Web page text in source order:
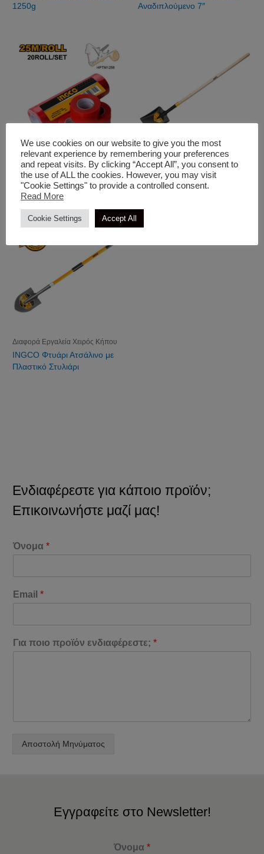
1250g
Αναδιπλούμενο 7″
Ανταλλακτικά Κήπου
INGCO Ταινία Δεσίματος
Φυτών 20 τεμ. 25m
Διαφορά Εργαλεία Χειρός Κήπου
INGCO Φτυάρι Ατσάλινο με
Ξύλινο Στυλιάρι
Διαφορά Εργαλεία Χειρός Κήπου
INGCO Φτυάρι Ατσάλινο με
Πλαστικό Στυλιάρι
Ενδιαφέρεστε για κάποιο προϊόν;
Επικοινωνήστε μαζί μας!
Όνομα*
Email*
Για ποιο προϊόν ενδιαφέρεστε;*
Αποστολή Μηνύματος
Εγγραφείτε στο Newsletter!
Όνομα *
We use cookies on our website to give you the most
relevant experience by remembering your preferences
and repeat visits. By clicking “Accept All”, you consent to
the use of ALL the cookies. However, you may visit
"Cookie Settings" to provide a controlled consent.
Read More
Cookie Settings Accept All